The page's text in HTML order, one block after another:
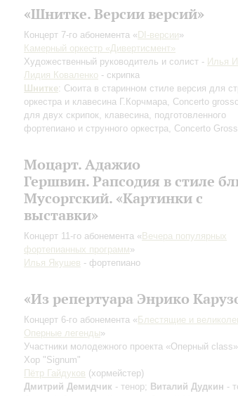
«Шнитке. Версии версий»
Концерт 7-го абонемента « DI-версии»
Камерный оркестр «Дивертисмент»
Художественный руководитель и солист - Илья
Лидия Коваленко - скрипка
Шнитке: Сюита в старинном стиле версия для
оркестра и клавесина Г.Корчмара, Concerto
для двух скрипок, клавесина, подготовленного
фортепиано и струнного оркестра, Concerto
Моцарт. Адажио
Гершвин. Рапсодия в стиле
Мусоргский. «Картинки с
выставки»
Концерт 11-го абонемента « Вечера популярных
фортепианных программ»
Илья Якушев - фортепиано
«Из репертуара Энрико
Концерт 6-го абонемента « Блестящие и
Оперные легенды»
Участники молодежного проекта «Оперный class»
Хор "Signum"
Пётр Гайдуков (хормейстер)
Дмитрий Демидчик - тенор; Виталий Дудкин -